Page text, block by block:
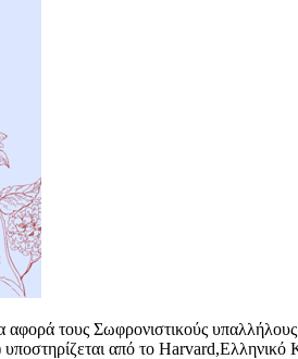
τους Σωφρονιστικούς
από το